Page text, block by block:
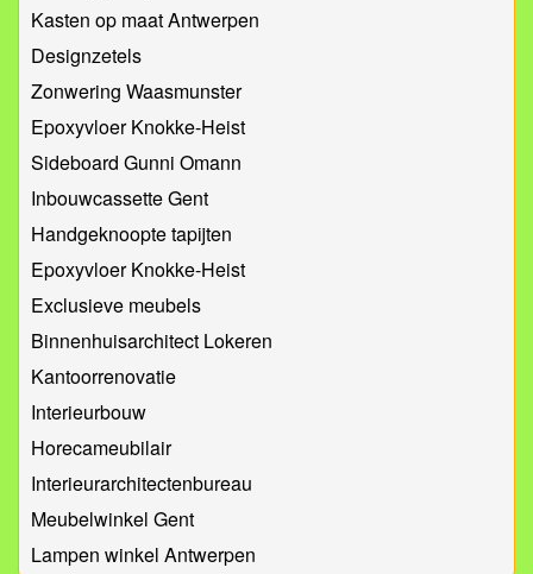
Kasten op maat Antwerpen
Designzetels
Zonwering Waasmunster
Epoxyvloer Knokke-Heist
Sideboard Gunni Omann
Inbouwcassette Gent
Handgeknoopte tapijten
Epoxyvloer Knokke-Heist
Exclusieve meubels
Binnenhuisarchitect Lokeren
Kantoorrenovatie
Interieurbouw
Horecameubilair
Interieurarchitectenbureau
Meubelwinkel Gent
Lampen winkel Antwerpen